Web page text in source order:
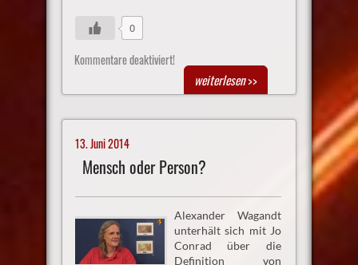
0
Kommentare deaktiviert!
weiterlesen>>
13. Juni 2014
Mensch oder Person?
Alexander Wagandt
unterhält sich mit Jo
Conrad über die
Definition von